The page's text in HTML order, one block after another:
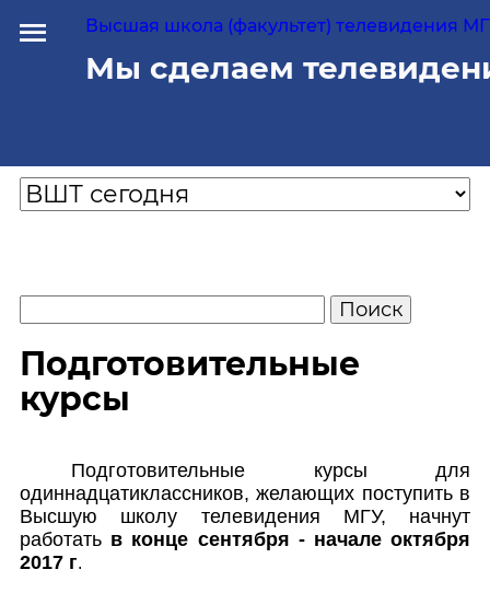
Высшая школа (факультет) телевидения
Мы сделаем
Подготовительные
курсы
Подготовительные курсы для
одиннадцатиклассников, желающих поступить в
Высшую школу телевидения МГУ, начнут
работать в конце сентября - начале октября
2017 г.